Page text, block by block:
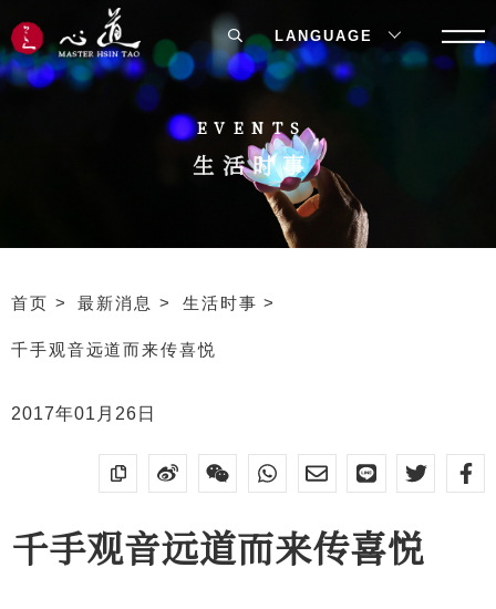
EVENTS
生活时事
首页 最新消息 生活时事
千手观音远道而来传喜悦
2017年01月26日
千手观音远道而来传喜悦
LANGUAGE